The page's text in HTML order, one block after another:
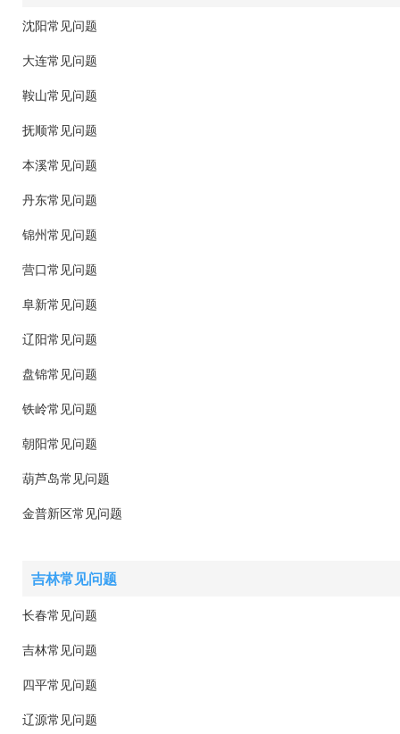
沈阳常见问题
大连常见问题
鞍山常见问题
抚顺常见问题
本溪常见问题
丹东常见问题
锦州常见问题
营口常见问题
阜新常见问题
辽阳常见问题
盘锦常见问题
铁岭常见问题
朝阳常见问题
葫芦岛常见问题
金普新区常见问题
吉林常见问题
长春常见问题
吉林常见问题
四平常见问题
辽源常见问题